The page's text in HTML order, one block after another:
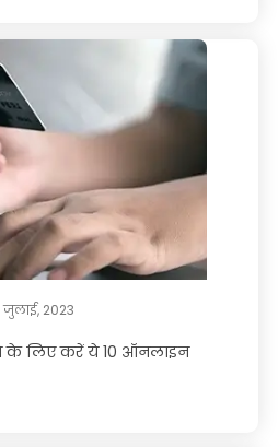
जुलाई, 2023
के लिए करें ये 10 ऑनलाइन